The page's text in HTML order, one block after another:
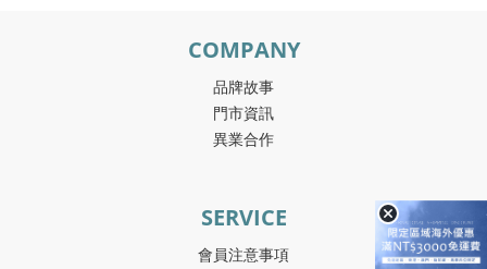
COMPANY
品牌故事
門市資訊
異業合作
SERVICE
會員注意事項